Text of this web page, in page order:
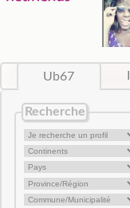
Ub67
Recherche